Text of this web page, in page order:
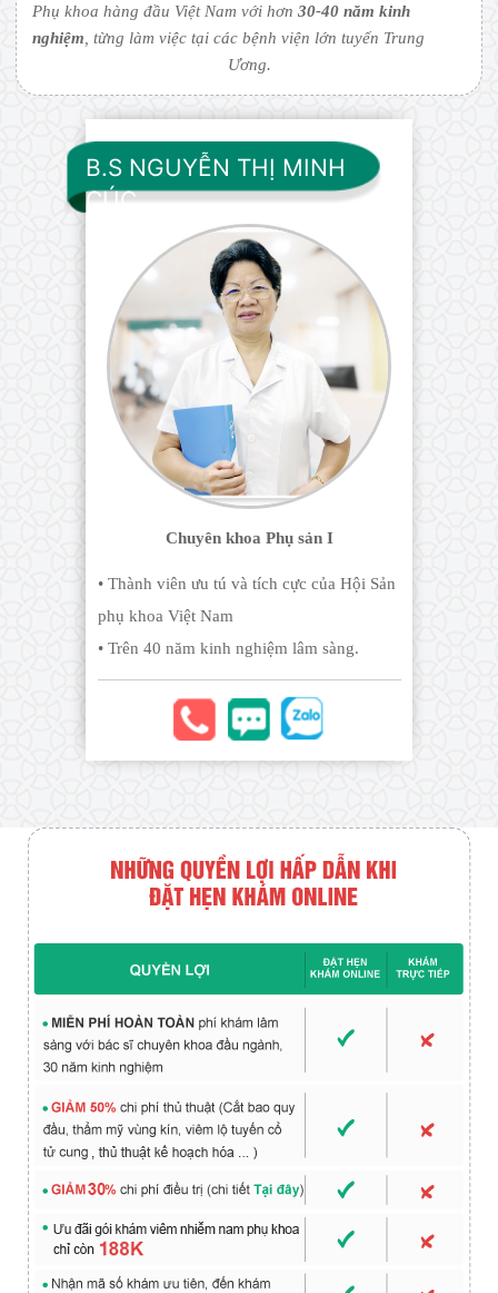
Phụ khoa hàng đầu Việt Nam với hơn30-40 năm kinh
nghiệm , từng làm việc tại các bệnh viện lớn tuyến Trung
Ương.
B.S NGUYỄN THỊ MINH
CÚC
Chuyên khoa Phụ sản I
• Thành viên ưu tú và tích cực của Hội Sản
phụ khoa Việt Nam
• Trên 40 năm kinh nghiệm lâm sàng.